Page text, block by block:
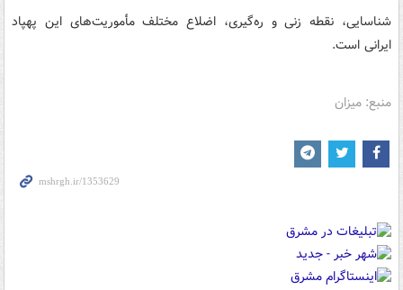
شناسایی، نقطه زنی و ره‌گیری، اضلاع مختلف مأموریت‌های این پهپاد
ایرانی است.
منبع: میزان